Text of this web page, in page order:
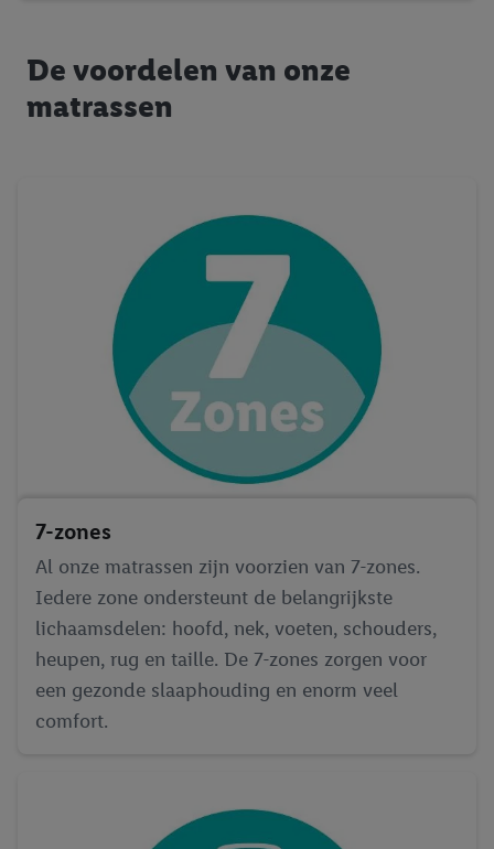
De voordelen van onze
matrassen
7-zones
Al onze matrassen zijn voorzien van 7-zones.
Iedere zone ondersteunt de belangrijkste
lichaamsdelen: hoofd, nek, voeten, schouders,
heupen, rug en taille. De 7-zones zorgen voor
een gezonde slaaphouding en enorm veel
comfort.